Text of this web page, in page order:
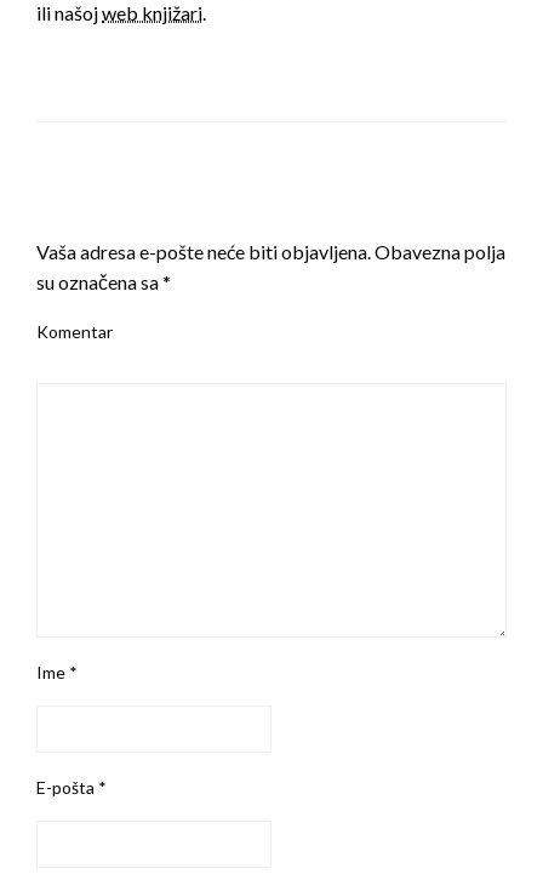
ili našojweb knjižari.
Vaša adresa e-pošte neće biti objavljena.Obavezna polja
su označena sa*
Komentar
Ime *
E-pošta *